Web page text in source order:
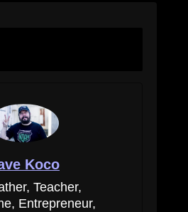
Koco
Teacher,
Entrepreneur,